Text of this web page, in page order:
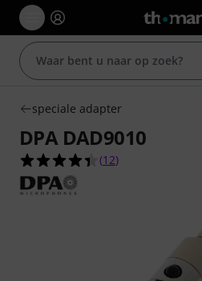
speciale adapter
DPA DAD9010
4.4 van de 5
(12)